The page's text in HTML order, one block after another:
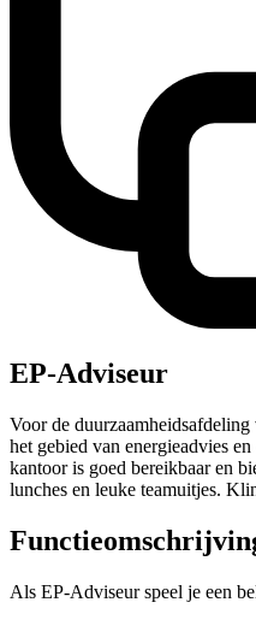
EP-Adviseur
Voor de
het gebied van energieadvies
kantoor is goed bereikbaar en
lunches en leuke teamuitjes.
Als EP-Adviseur speel je een